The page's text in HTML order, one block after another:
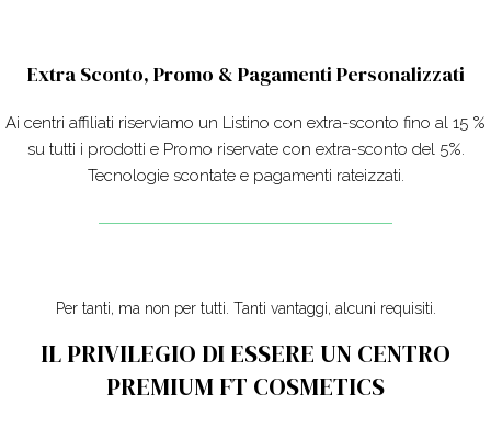
Extra Sconto, Promo & Pagamenti Personalizzati
Ai centri affiliati riserviamo un Listino con extra-sconto fino al 15 %
su tutti i prodotti e Promo riservate con extra-sconto del 5%.
Tecnologie scontate e pagamenti rateizzati.
Per tanti, ma non per tutti. Tanti vantaggi, alcuni requisiti.
IL PRIVILEGIO DI ESSERE UN CENTRO
PREMIUM FT COSMETICS